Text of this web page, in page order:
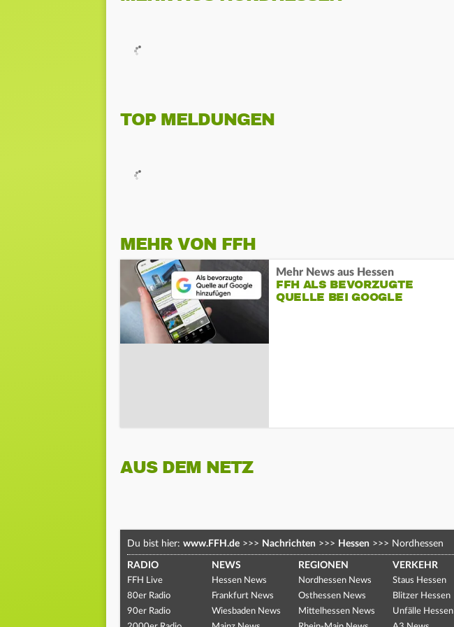
TOP MELDUNGEN
MEHR VON FFH
Mehr News aus Hessen
FFH ALS BEVORZUGTE
QUELLE BEI GOOGLE
AUS DEM NETZ
Du bist hier: www.FFH.de >>> Nachrichten >>> Hessen >>> Nordhessen
RADIO
FFH Live
80er Radio
90er Radio
NEWS
Hessen News
Frankfurt News
Wiesbaden News
REGIONEN
Nordhessen News
Osthessen News
Mittelhessen News
VERKEHR
Staus Hessen
Blitzer Hessen
Unfälle Hessen